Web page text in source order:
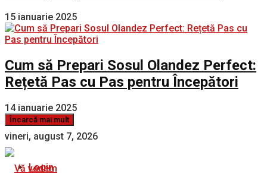
15 ianuarie 2025
Cum să Prepari Sosul Olandez Perfect:
Rețetă Pas cu Pas pentru Începători
14 ianuarie 2025
Încarcă mai mult
vineri, august 7, 2026
Login